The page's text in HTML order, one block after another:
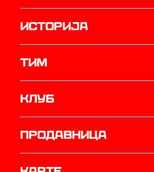
историја
ТИМ
Клуб
продавница